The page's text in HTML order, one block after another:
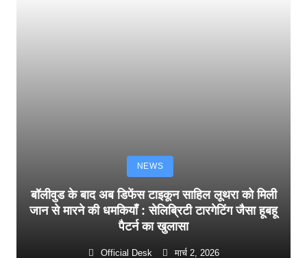
NEWS
बॉलीवुड के बाद अब डिफेंस टाइकून साहिल लूथरा को मिली
जान से मारने की धमकियाँ : सेलिब्रिटी टारगेटिंग जैसा हूबहू
पैटर्न का खुलासा
Official Desk मार्च 2, 2026